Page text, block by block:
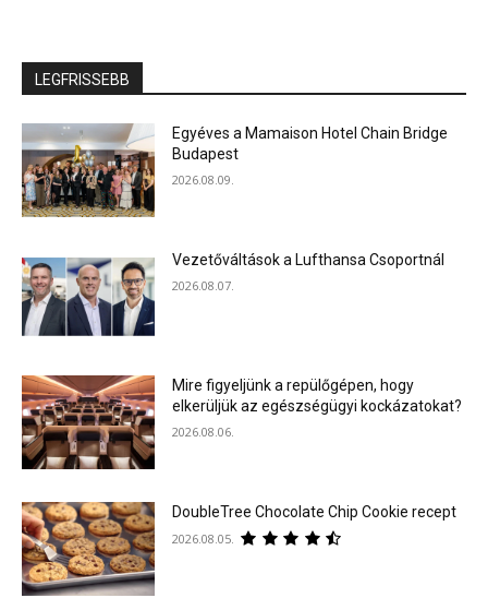
LEGFRISSEBB
Egyéves a Mamaison Hotel Chain Bridge
Budapest
2026.08.09.
Vezetőváltások a Lufthansa Csoportnál
2026.08.07.
Mire figyeljünk a repülőgépen, hogy
elkerüljük az egészségügyi kockázatokat?
2026.08.06.
DoubleTree Chocolate Chip Cookie recept
2026.08.05.